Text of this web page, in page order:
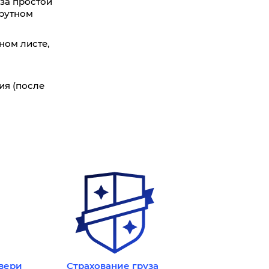
6,2
20
листе,
(после
Страхование груза